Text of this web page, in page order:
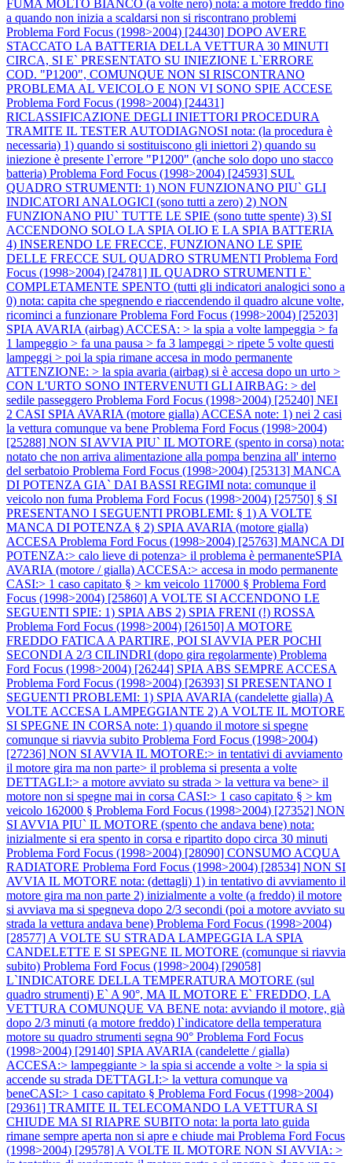
FUMA MOLTO BIANCO (a volte nero) nota: a motore freddo fino
a quando non inizia a scaldarsi non si riscontrano problemi
Problema Ford Focus (1998>2004) [24430] DOPO AVERE
STACCATO LA BATTERIA DELLA VETTURA 30 MINUTI
CIRCA, SI E` PRESENTATO SU INIEZIONE L`ERRORE
COD. "P1200", COMUNQUE NON SI RISCONTRANO
PROBLEMA AL VEICOLO E NON VI SONO SPIE ACCESE
Problema Ford Focus (1998>2004) [24431]
RICLASSIFICAZIONE DEGLI INIETTORI PROCEDURA
TRAMITE IL TESTER AUTODIAGNOSI nota: (la procedura è
necessaria) 1) quando si sostituiscono gli iniettori 2) quando su
iniezione è presente l`errore "P1200" (anche solo dopo uno stacco
batteria) Problema Ford Focus (1998>2004) [24593] SUL
QUADRO STRUMENTI: 1) NON FUNZIONANO PIU` GLI
INDICATORI ANALOGICI (sono tutti a zero) 2) NON
FUNZIONANO PIU` TUTTE LE SPIE (sono tutte spente) 3) SI
ACCENDONO SOLO LA SPIA OLIO E LA SPIA BATTERIA
4) INSERENDO LE FRECCE, FUNZIONANO LE SPIE
DELLE FRECCE SUL QUADRO STRUMENTI Problema Ford
Focus (1998>2004) [24781] IL QUADRO STRUMENTI E`
COMPLETAMENTE SPENTO (tutti gli indicatori analogici sono a
0) nota: capita che spegnendo e riaccendendo il quadro alcune volte,
ricominci a funzionare Problema Ford Focus (1998>2004) [25203]
SPIA AVARIA (airbag) ACCESA: > la spia a volte lampeggia > fa
1 lampeggio > fa una pausa > fa 3 lampeggi > ripete 5 volte questi
lampeggi > poi la spia rimane accesa in modo permanente
ATTENZIONE: > la spia avaria (airbag) si è accesa dopo un urto >
CON L'URTO SONO INTERVENUTI GLI AIRBAG: > del
sedile passeggero Problema Ford Focus (1998>2004) [25240] NEI
2 CASI SPIA AVARIA (motore gialla) ACCESA note: 1) nei 2 casi
la vettura comunque va bene Problema Ford Focus (1998>2004)
[25288] NON SI AVVIA PIU` IL MOTORE (spento in corsa) nota:
notato che non arriva alimentazione alla pompa benzina all' interno
del serbatoio Problema Ford Focus (1998>2004) [25313] MANCA
DI POTENZA GIA` DAI BASSI REGIMI nota: comunque il
veicolo non fuma Problema Ford Focus (1998>2004) [25750] § SI
PRESENTANO I SEGUENTI PROBLEMI: § 1) A VOLTE
MANCA DI POTENZA § 2) SPIA AVARIA (motore gialla)
ACCESA Problema Ford Focus (1998>2004) [25763] MANCA DI
POTENZA:> calo lieve di potenza> il problema è permanenteSPIA
AVARIA (motore / gialla) ACCESA:> accesa in modo permanente
CASI:> 1 caso capitato § > km veicolo 117000 § Problema Ford
Focus (1998>2004) [25860] A VOLTE SI ACCENDONO LE
SEGUENTI SPIE: 1) SPIA ABS 2) SPIA FRENI (!) ROSSA
Problema Ford Focus (1998>2004) [26150] A MOTORE
FREDDO FATICA A PARTIRE, POI SI AVVIA PER POCHI
SECONDI A 2/3 CILINDRI (dopo gira regolarmente) Problema
Ford Focus (1998>2004) [26244] SPIA ABS SEMPRE ACCESA
Problema Ford Focus (1998>2004) [26393] SI PRESENTANO I
SEGUENTI PROBLEMI: 1) SPIA AVARIA (candelette gialla) A
VOLTE ACCESA LAMPEGGIANTE 2) A VOLTE IL MOTORE
SI SPEGNE IN CORSA note: 1) quando il motore si spegne
comunque si riavvia subito Problema Ford Focus (1998>2004)
[27236] NON SI AVVIA IL MOTORE:> in tentativi di avviamento
il motore gira ma non parte> il problema si presenta a volte
DETTAGLI:> a motore avviato su strada > la vettura va bene> il
motore non si spegne mai in corsa CASI:> 1 caso capitato § > km
veicolo 162000 § Problema Ford Focus (1998>2004) [27352] NON
SI AVVIA PIU` IL MOTORE (spento che andava bene) nota:
inizialmente si era spento in corsa e ripartito dopo circa 30 minuti
Problema Ford Focus (1998>2004) [28090] CONSUMO ACQUA
RADIATORE Problema Ford Focus (1998>2004) [28534] NON SI
AVVIA IL MOTORE nota: (dettagli) 1) in tentativo di avviamento il
motore gira ma non parte 2) inizialmente a volte (a freddo) il motore
si avviava ma si spegneva dopo 2/3 secondi (poi a motore avviato su
strada la vettura andava bene) Problema Ford Focus (1998>2004)
[28577] A VOLTE SU STRADA LAMPEGGIA LA SPIA
CANDELETTE E SI SPEGNE IL MOTORE (comunque si riavvia
subito) Problema Ford Focus (1998>2004) [29058]
L`INDICATORE DELLA TEMPERATURA MOTORE (sul
quadro strumenti) E` A 90°, MA IL MOTORE E` FREDDO, LA
VETTURA COMUNQUE VA BENE nota: avviando il motore, già
dopo 2/3 minuti (a motore freddo) l`indicatore della temperatura
motore su quadro strumenti segna 90° Problema Ford Focus
(1998>2004) [29140] SPIA AVARIA (candelette / gialla)
ACCESA:> lampeggiante > la spia si accende a volte > la spia si
accende su strada DETTAGLI:> la vettura comunque va
beneCASI:> 1 caso capitato § Problema Ford Focus (1998>2004)
[29361] TRAMITE IL TELECOMANDO LA VETTURA SI
CHIUDE MA SI RIAPRE SUBITO nota: la porta lato guida
rimane sempre aperta non si apre e chiude mai Problema Ford Focus
(1998>2004) [29578] A VOLTE IL MOTORE NON SI AVVIA: >